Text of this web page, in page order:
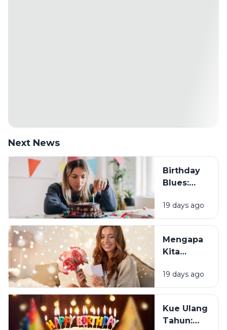
Next News
Birthday
Blues:
Sebagian
Orang
Merasa
Sedih Saat
Tahun?
19 days ago
Mengapa
Kita
Mendapat
Ucapan
Tahun?
19 days ago
Kue Ulang
Tahun: